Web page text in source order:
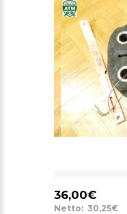
36,00€
Netto: 30,25€